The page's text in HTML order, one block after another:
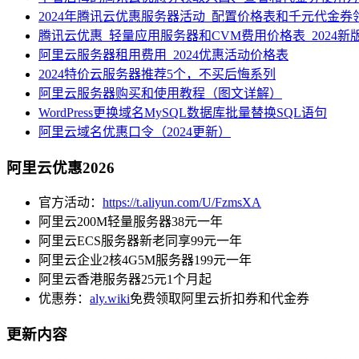
2024年腾讯云优惠服务器活动_配置价格表和千元代金券
腾讯云优惠_轻量应用服务器和CVM费用价格表_2024新
阿里云服务器租用费用_2024优惠活动价格表
2024特价云服务器推荐5个，不买后悔系列
阿里云服务器购买和使用教程（图文详解）
WordPress更换域名MySQL数据库批量替换SQL语句
阿里云域名优惠口令（2024更新）
阿里云优惠2026
官方活动： https://t.aliyun.com/U/FzmsXA
阿里云200M轻量服务器38元一年
阿里云ECS服务器新老同享99元一年
阿里云企业2核4G5M服务器199元一年
阿里云香港服务器25元1个月起
优惠券： aly.wiki免费领取阿里云折扣券和代金券
更新内容